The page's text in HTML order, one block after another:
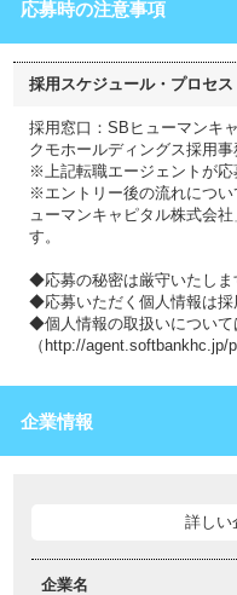
応募時の注意事項
採用スケジュール・プロセス
採用窓口：SBヒューマンキ
クモホールディングス採用事
※上記転職エージェントが応
※エントリー後の流れにつ
ューマンキャピタル株式会
す。
◆応募の秘密は厳守いたしま
◆応募いただく個人情報は採
◆個人情報の取扱いについて
（http://agent.softbankhc.jp/
企業情報
詳しい
企業名